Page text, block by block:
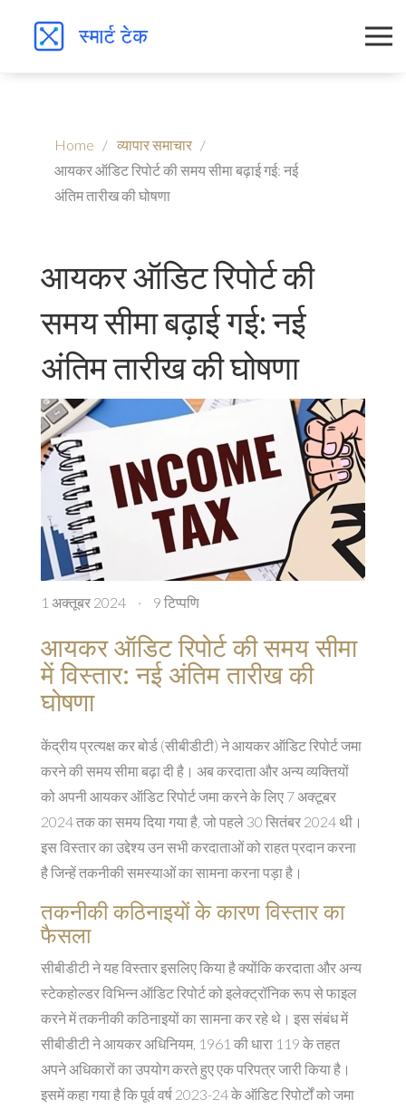
Home
व्यापार समाचार
आयकर ऑडिट रिपोर्ट की समय सीमा बढ़ाई गई: नई
अंतिम तारीख की घोषणा
आयकर ऑडिट रिपोर्ट की
समय सीमा बढ़ाई गई: नई
अंतिम तारीख की घोषणा
1 अक्तूबर 2024 · 9 टिप्पणि
आयकर ऑडिट रिपोर्ट की समय सीमा
में विस्तार: नई अंतिम तारीख की
घोषणा
केंद्रीय प्रत्यक्ष कर बोर्ड (सीबीडीटी) ने आयकर ऑडिट रिपोर्ट जमा
करने की समय सीमा बढ़ा दी है। अब करदाता और अन्य व्यक्तियों
को अपनी आयकर ऑडिट रिपोर्ट जमा करने के लिए 7 अक्टूबर
2024 तक का समय दिया गया है, जो पहले 30 सितंबर 2024 थी।
इस विस्तार का उद्देश्य उन सभी करदाताओं को राहत प्रदान करना
है जिन्हें तकनीकी समस्याओं का सामना करना पड़ा है।
तकनीकी कठिनाइयों के कारण विस्तार का
फैसला
सीबीडीटी ने यह विस्तार इसलिए किया है क्योंकि करदाता और अन्य
स्टेकहोल्डर विभिन्न ऑडिट रिपोर्ट को इलेक्ट्रॉनिक रूप से फाइल
करने में तकनीकी कठिनाइयों का सामना कर रहे थे। इस संबंध में
सीबीडीटी ने आयकर अधिनियम, 1961 की धारा 119 के तहत
अपने अधिकारों का उपयोग करते हुए एक परिपत्र जारी किया है।
इसमें कहा गया है कि पूर्व वर्ष 2023-24 के ऑडिट रिपोर्टों को जमा